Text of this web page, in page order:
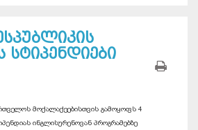
მოქალაქეებისთვის გამოყოფს 4
ინგლისურენოვან პროგრამებზე